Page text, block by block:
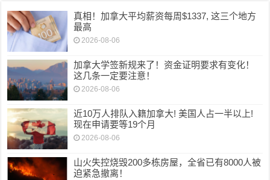
真相！加拿大平均薪资每周$1337, 这三个地方
最高
2026-08-06
加拿大学签新规来了！资金证明要求有变化！
这几条一定要注意！
2026-08-06
近10万人排队入籍加拿大! 美国人占一半以上!
现在申请要等19个月
2026-08-06
山火失控烧毁200多栋房屋，全省已有8000人被
迫紧急撤离！